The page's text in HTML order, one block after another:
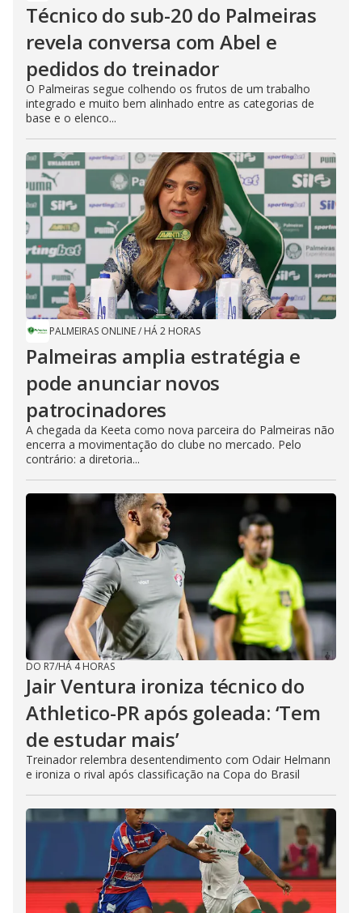
Técnico do sub-20 do Palmeiras
revela conversa com Abel e
pedidos do treinador
O Palmeiras segue colhendo os frutos de um trabalho
integrado e muito bem alinhado entre as categorias de
base e o elenco...
PALMEIRAS ONLINE/ HÁ 2 HORAS
Palmeiras amplia estratégia e
pode anunciar novos
patrocinadores
A chegada da Keeta como nova parceira do Palmeiras não
encerra a movimentação do clube no mercado. Pelo
contrário: a diretoria...
DO R7/HÁ 4 HORAS
Jair Ventura ironiza técnico do
Athletico-PR após goleada: ‘Tem
de estudar mais’
Treinador relembra desentendimento com Odair Helmann
e ironiza o rival após classificação na Copa do Brasil